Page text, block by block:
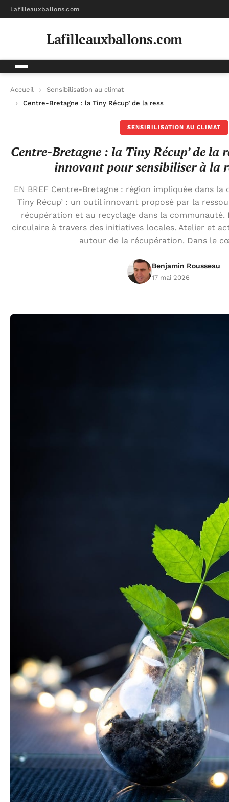
Lafilleauxballons.com
Lafilleauxballons.com
Accueil
Sensibilisation au climat
Centre-Bretagne : la Tiny Récup’ de la ressourcerie, un outil
SENSIBILISATION AU CLIMAT
Centre-Bretagne : la Tiny Récup’ de la
innovant pour sensibiliser à la
EN BREF Centre-Bretagne : région impliquée dans
Tiny Récup’ : un outil innovant proposé par la
récupération et au recyclage dans la communauté.
circulaire à travers des initiatives locales. Atelier et
autour de la récupération. Dans le
Benjamin Rousseau
17 mai 2026